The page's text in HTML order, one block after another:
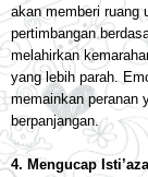
akan memberi ruang
pertimbangan
melahirkan
yang lebih parah.
memainkan peranan
berpanjangan.
4. Mengucap